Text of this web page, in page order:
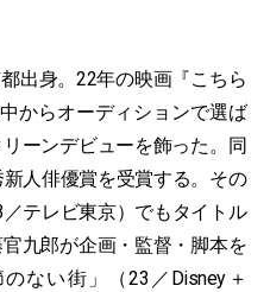
出身。22年の映画『こちら
からオーディションで選ば
ーンデビューを飾った。同
人俳優賞を受賞する。その
テレビ東京）でもタイトル
九郎が企画・監督・脚本を
ない街」（23／Disney＋